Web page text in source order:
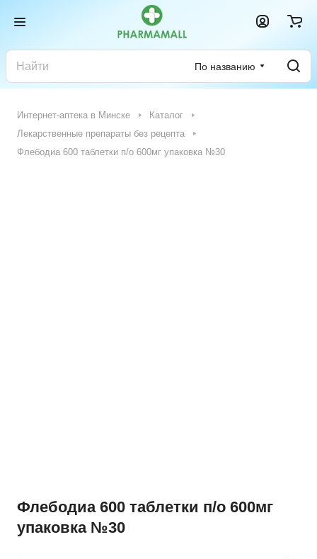
По названию
Интернет-аптека в Минске
Каталог
Лекарственные препараты без рецепта
Флебодиа 600 таблетки п/о 600мг упаковка №30
Флебодиа 600 таблетки п/о 600мг
упаковка №30